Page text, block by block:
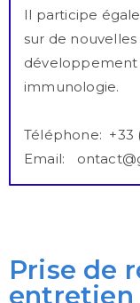
Il participe
sur de
développement
immunologie.
Téléphone: +33
Email:
Prise de